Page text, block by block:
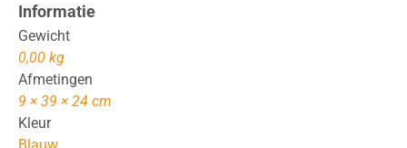
Informatie
Gewicht
0,00 kg
Afmetingen
9 × 39 × 24 cm
Kleur